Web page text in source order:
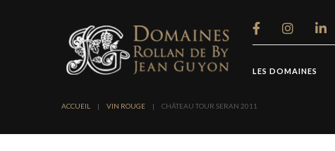
LES DOMAINES
ACCUEIL | VIN ROUGE | CHÂTEAU TOUR SERAN 2011